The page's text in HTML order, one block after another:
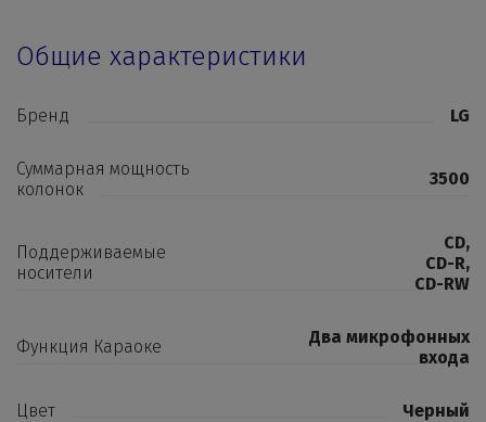
Общие характеристики
Бренд LG
Суммарная мощность
колонок
3500
Поддерживаемые
носители
CD,
CD-R,
CD-RW
Функция Караоке
Два микрофонных
входа
Цвет Черный